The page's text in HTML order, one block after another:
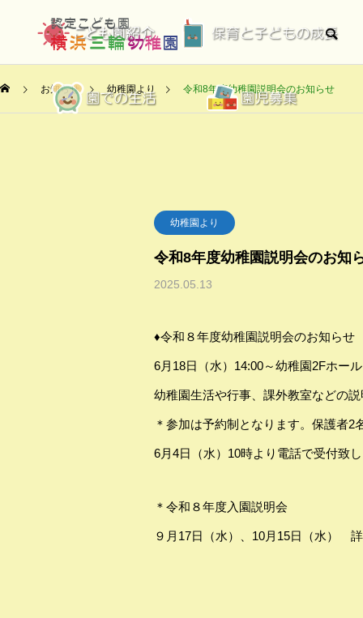
お知らせ 幼稚園より 令和8年度幼稚園説明会のお知らせ
幼稚園より
令和8年度幼稚園説明会のお知
2025.05.13
♦令和８年度幼稚園説明会のお知らせ
6月18日（水）14:00～幼稚園2Fホー
幼稚園生活や行事、課外教室などの
＊参加は予約制となります。保護者2
6月4日（水）10時より電話で受付致
＊令和８年度入園説明会
９月17日（水）、10月15日（水）